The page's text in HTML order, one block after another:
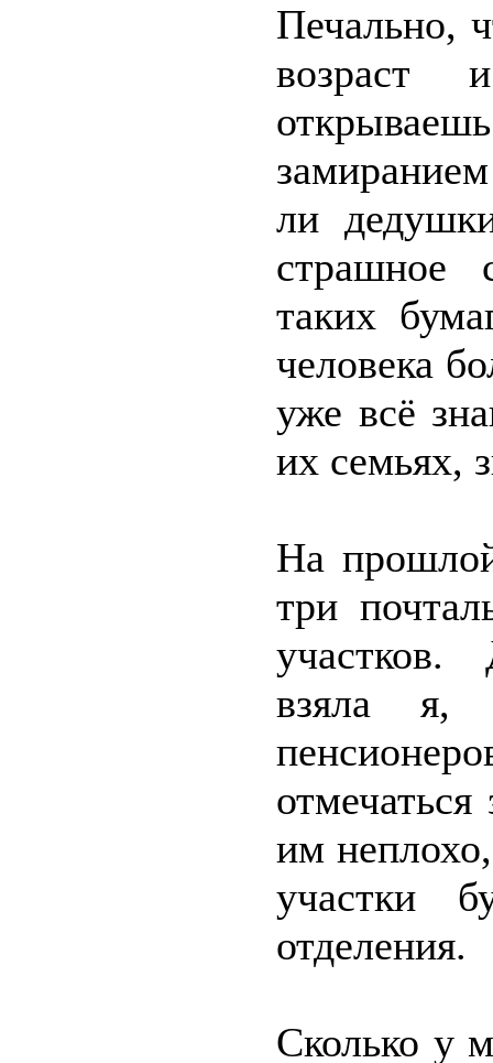
Печально,
возраст
ли
страшное
таких
человека
уже всё
их семьях,
На
три
участков.
взяла я,
им
участки
отделения.
Сколько у